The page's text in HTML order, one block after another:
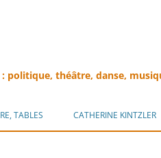
politique, théâtre, danse,
TABLES CATHERINE KINTZLER